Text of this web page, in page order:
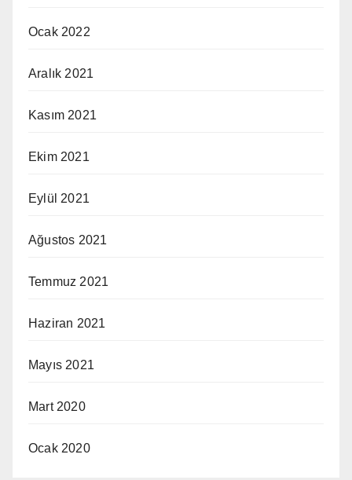
Ocak 2022
Aralık 2021
Kasım 2021
Ekim 2021
Eylül 2021
Ağustos 2021
Temmuz 2021
Haziran 2021
Mayıs 2021
Mart 2020
Ocak 2020